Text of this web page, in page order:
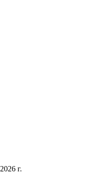
г.